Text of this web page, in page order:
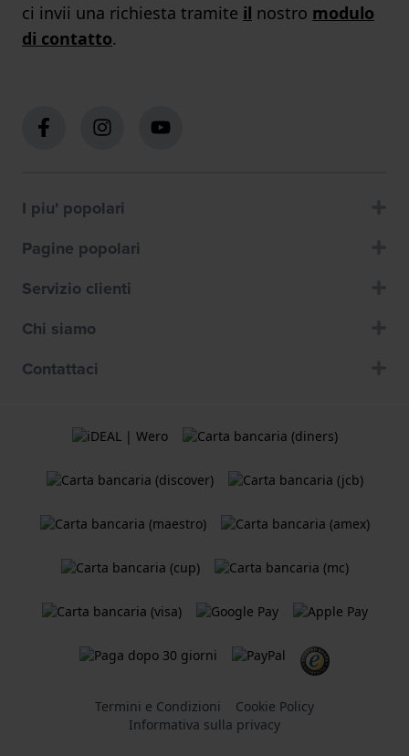
ci invii una richiesta tramite il nostro modulo
di contatto.
I piu' popolari
Pagine popolari
Servizio clienti
Chi siamo
Contattaci
Termini e Condizioni
Cookie Policy
Informativa sulla privacy